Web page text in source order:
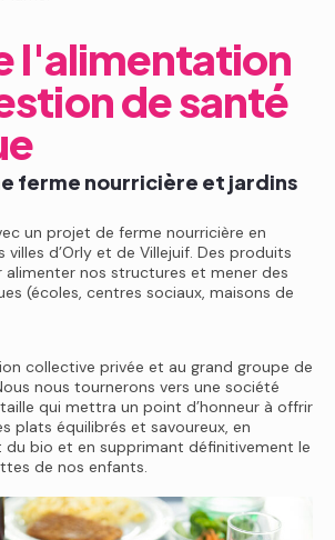
l'alimentation
de santé
ferme nourricière et jardins
un projet de ferme nourricière en
d’Orly et de Villejuif. Des produits
nos structures et mener des
(écoles, centres sociaux, maisons de
collective privée et au grand groupe de
nous tournerons vers une société
qui mettra un point d’honneur à offrir
plats équilibrés et savoureux, en
du bio et en supprimant définitivement le
de nos enfants.